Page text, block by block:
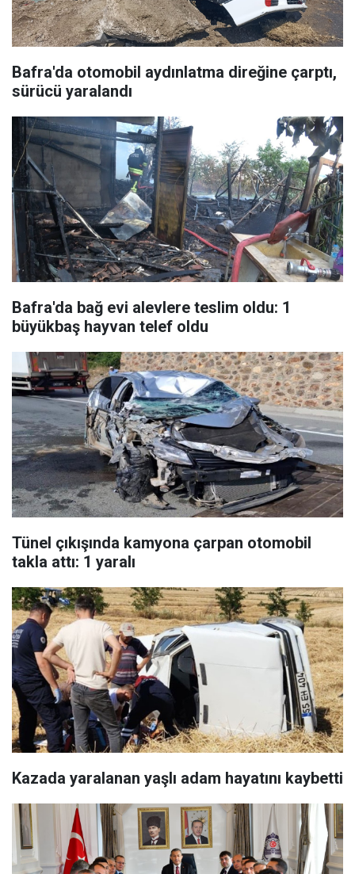
Bafra'da otomobil aydınlatma direğine çarptı,
sürücü yaralandı
Bafra'da bağ evi alevlere teslim oldu: 1
büyükbaş hayvan telef oldu
Tünel çıkışında kamyona çarpan otomobil
takla attı: 1 yaralı
Kazada yaralanan yaşlı adam hayatını kaybetti